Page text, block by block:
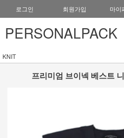
로그인 회원가입 마이
PERSONALPACK
KNIT
프리미엄 브이넥 베스트